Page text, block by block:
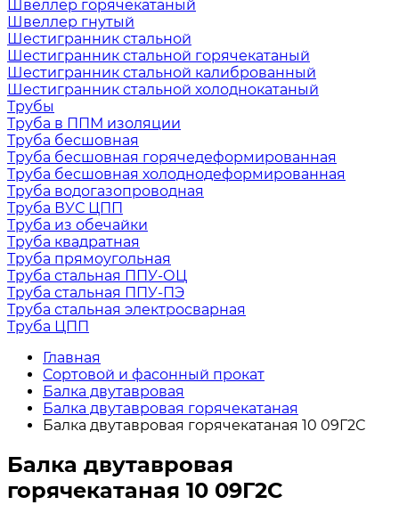
Швеллер горячекатаный
Швеллер гнутый
Шестигранник стальной
Шестигранник стальной горячекатаный
Шестигранник стальной калиброванный
Шестигранник стальной холоднокатаный
Трубы
Труба в ППМ изоляции
Труба бесшовная
Труба бесшовная горячедеформированная
Труба бесшовная холоднодеформированная
Труба водогазопроводная
Труба ВУС ЦПП
Труба из обечайки
Труба квадратная
Труба прямоугольная
Труба стальная ППУ-ОЦ
Труба стальная ППУ-ПЭ
Труба стальная электросварная
Труба ЦПП
Главная
Сортовой и фасонный прокат
Балка двутавровая
Балка двутавровая горячекатаная
Балка двутавровая горячекатаная 10 09Г2С
Балка двутавровая
горячекатаная 10 09Г2С